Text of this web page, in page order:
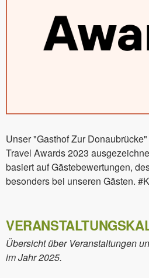
Unser "Gasthof Zur
Travel Awards 2023
basiert auf Gästebewertungen,
besonders bei unseren Gästen.
Übersicht über Veranstaltungen
im Jahr 2025.